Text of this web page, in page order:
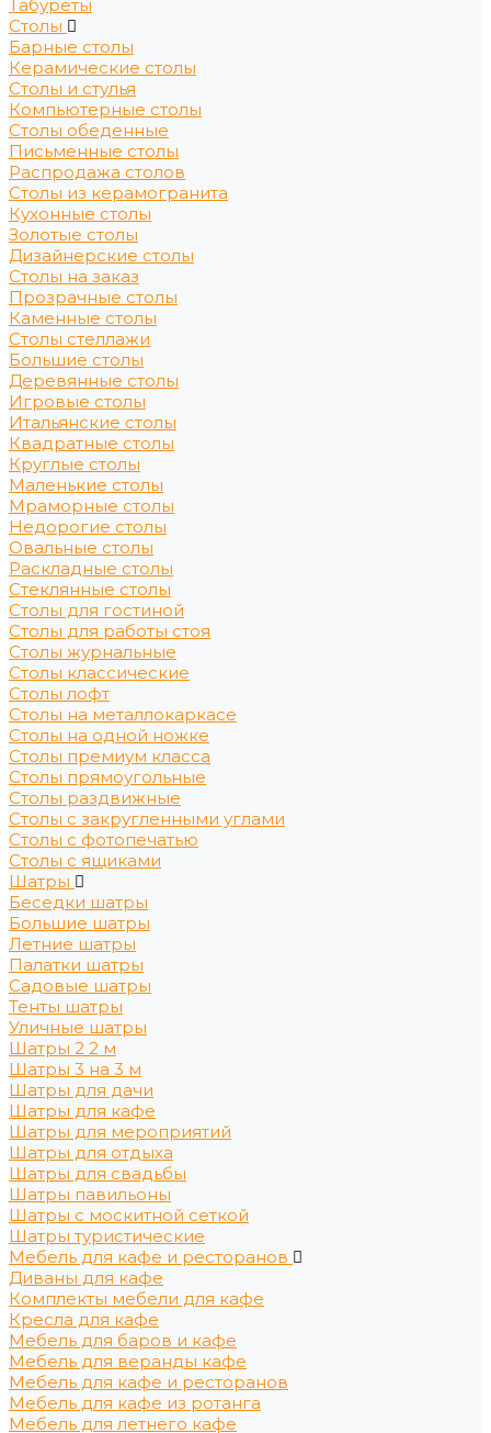
Табуреты
Столы
Барные столы
Керамические столы
Столы и стулья
Компьютерные столы
Столы обеденные
Письменные столы
Распродажа столов
Столы из керамогранита
Кухонные столы
Золотые столы
Дизайнерские столы
Столы на заказ
Прозрачные столы
Каменные столы
Столы стеллажи
Большие столы
Деревянные столы
Игровые столы
Итальянские столы
Квадратные столы
Круглые столы
Маленькие столы
Мраморные столы
Недорогие столы
Овальные столы
Раскладные столы
Стеклянные столы
Столы для гостиной
Столы для работы стоя
Столы журнальные
Столы классические
Столы лофт
Столы на металлокаркасе
Столы на одной ножке
Столы премиум класса
Столы прямоугольные
Столы раздвижные
Столы с закругленными углами
Столы с фотопечатью
Столы с ящиками
Шатры
Беседки шатры
Большие шатры
Летние шатры
Палатки шатры
Садовые шатры
Тенты шатры
Уличные шатры
Шатры 2 2 м
Шатры 3 на 3 м
Шатры для дачи
Шатры для кафе
Шатры для мероприятий
Шатры для отдыха
Шатры для свадьбы
Шатры павильоны
Шатры с москитной сеткой
Шатры туристические
Мебель для кафе и ресторанов
Диваны для кафе
Комплекты мебели для кафе
Кресла для кафе
Мебель для баров и кафе
Мебель для веранды кафе
Мебель для кафе и ресторанов
Мебель для кафе из ротанга
Мебель для летнего кафе